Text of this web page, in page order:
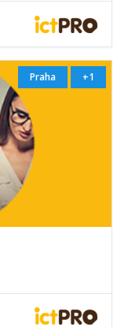
Praha +1